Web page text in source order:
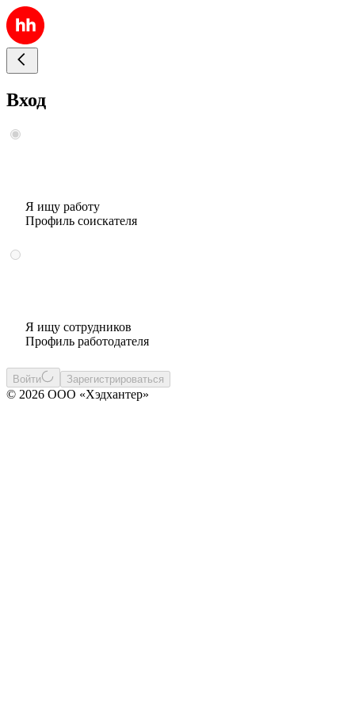
Вход
Я ищу работу
Профиль соискателя
Я ищу сотрудников
Профиль работодателя
Войти Зарегистрироваться
© 2026 ООО «Хэдхантер»